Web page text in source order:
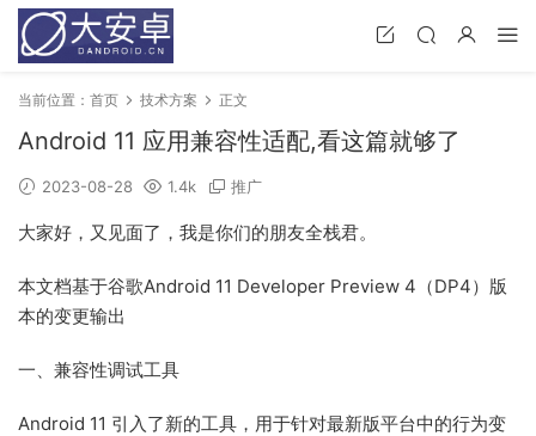
当前位置： 首页 技术方案 正文
Android 11 应用兼容性适配,看这篇就够了
2023-08-28 1.4k 推广
大家好，又见面了，我是你们的朋友全栈君。
本文档基于谷歌Android 11 Developer Preview 4（DP4）版
本的变更输出
一、兼容性调试工具
Android 11 引入了新的工具，用于针对最新版平台中的行为变